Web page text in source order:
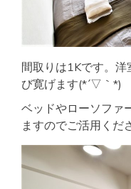
間取りは1Kです。
び寛げます(*´▽｀*)
ベッドやローソファ
ますのでご活用くだ